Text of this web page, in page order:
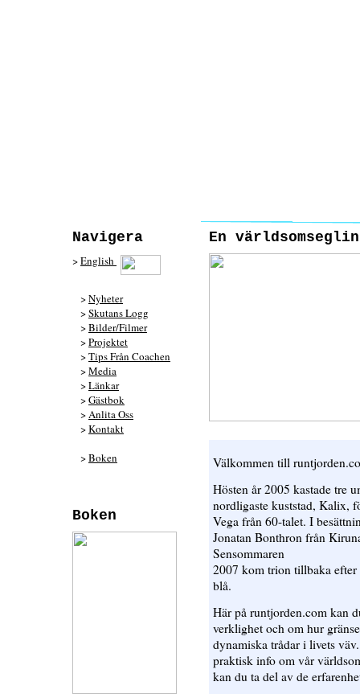
Navigera
>English
>Nyheter
>Skutans Logg
>Bilder/Filmer
>Projektet
>Tips Från Coachen
>Media
>Länkar
>Gästbok
>Anlita Oss
>Kontakt
>Boken
Boken
En
Välkommen till
Hösten år 2005 kastade tre
nordligaste kuststad, Kalix,
Vega från 60-talet. I
Jonatan Bonthron från
Sensommaren
2007 kom trion tillbaka efter
blå.
Här på runtjorden.com kan
verklighet och om hur
dynamiska trådar i livets
praktisk info om vår
kan du ta del av de